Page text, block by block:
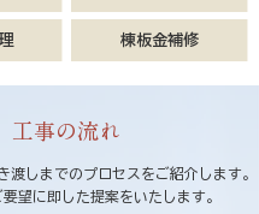
棟板金補修
工事の流れ
渡しまでのプロセスをご紹介します。
望に即した提案をいたします。